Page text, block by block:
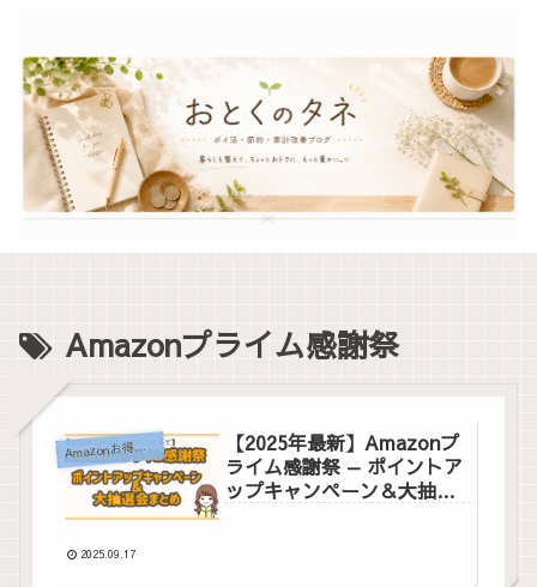
Amazonプライム感謝祭
A
mazonお得情報
【2025年最新】Amazonプ
ライム感謝祭 — ポイントア
ップキャンペーン＆大抽選
2025.09.17